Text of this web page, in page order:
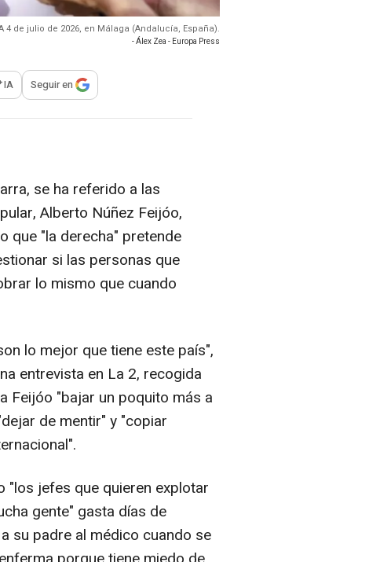
de julio de 2026, en Málaga (Andalucía, España).
- Álex Zea - Europa Press
para compartir
IA Seguir en
se ha referido a las
Alberto Núñez Feijóo,
que "la derecha" pretende
si las personas que
lo mismo que cuando
lo mejor que tiene este país",
entrevista en La 2, recogida
Feijóo "bajar un poquito más a
de mentir" y "copiar
"los jefes que quieren explotar
gente" gasta días de
su padre al médico cuando se